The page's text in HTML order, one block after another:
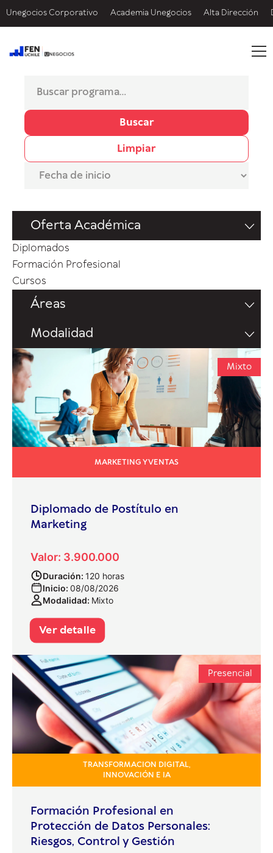
Unegocios Corporativo Academia Unegocios Alta Dirección
Buscar
Limpiar
Oferta Académica
Diplomados
Formación Profesional
Cursos
Áreas
Modalidad
Mixto
MARKETING Y VENTAS
Diplomado de Postítulo en
Marketing
Valor: 3.900.000
Duración: 120 horas
Inicio: 08/08/2026
Modalidad: Mixto
Ver detalle
Presencial
TRANSFORMACION DIGITAL,
INNOVACIÓN E IA
Formación Profesional en
Protección de Datos Personales:
Riesgos, Control y Gestión